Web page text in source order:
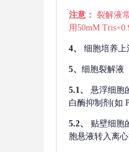
注意： 裂解液
用50mM
4、 细胞培养上
5、 细胞裂解液
5.1、 悬浮细胞
白酶抑制剂(如
5.2、 贴壁细胞
胞悬液转入离